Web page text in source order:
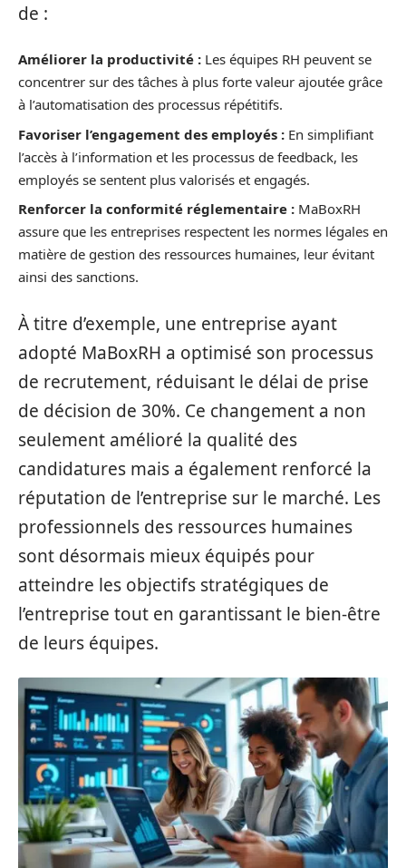
de :
Améliorer la productivité : Les équipes RH peuvent se
concentrer sur des tâches à plus forte valeur ajoutée grâce
à l’automatisation des processus répétitifs.
Favoriser l’engagement des employés : En simplifiant
l’accès à l’information et les processus de feedback, les
employés se sentent plus valorisés et engagés.
Renforcer la conformité réglementaire : MaBoxRH
assure que les entreprises respectent les normes légales en
matière de gestion des ressources humaines, leur évitant
ainsi des sanctions.
À titre d’exemple, une entreprise ayant
adopté MaBoxRH a optimisé son processus
de recrutement, réduisant le délai de prise
de décision de 30%. Ce changement a non
seulement amélioré la qualité des
candidatures mais a également renforcé la
réputation de l’entreprise sur le marché. Les
professionnels des ressources humaines
sont désormais mieux équipés pour
atteindre les objectifs stratégiques de
l’entreprise tout en garantissant le bien-être
de leurs équipes.